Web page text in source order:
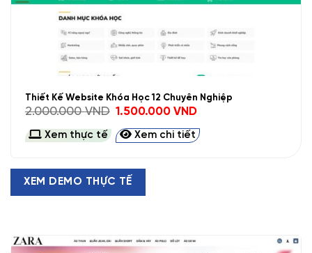
Thiết Kế Website Khóa Học 12 Chuyên Nghiệp
2.000.000VND Giá
là:
2.000.000 VND.
1.500.000VNDGiá
tại
là:
Xem thực tế Xem chi tiết
XEM DEMO THỰC TẾ